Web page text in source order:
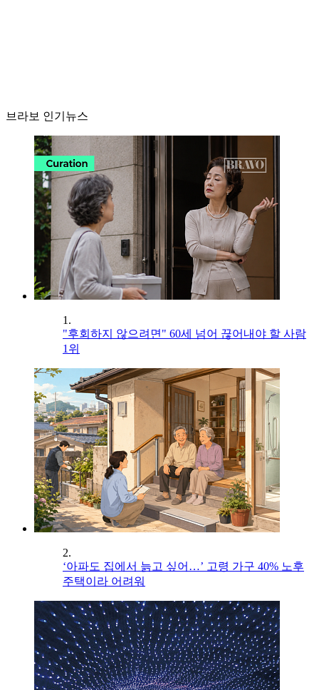
브라보 인기뉴스
1.
"후회하지 않으려면" 60세 넘어 끊어내야 할 사람
1위
2.
‘아파도 집에서 늙고 싶어…’ 고령 가구 40% 노후
주택이라 어려워